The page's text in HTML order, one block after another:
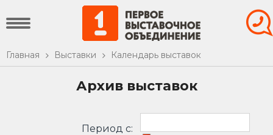
Главная Выставки Календарь выставок
Архив выставок
Период c: